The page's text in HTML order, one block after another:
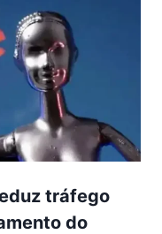
tráfego
do